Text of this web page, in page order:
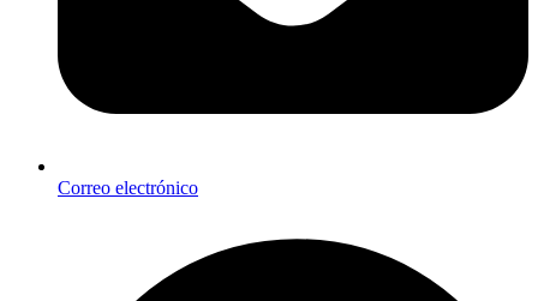
Correo electrónico